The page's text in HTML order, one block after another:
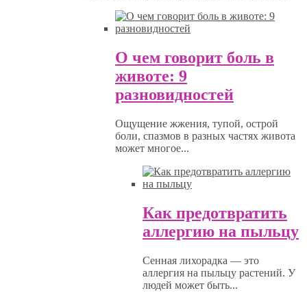
О чем говорит боль в
животе: 9
разновидностей
Ощущение жжения, тупой, острой
боли, спазмов в разных частях живота
может многое...
Как предотвратить
аллергию на пыльцу
Сенная лихорадка — это
аллергия на пыльцу растений. У
людей может быть...